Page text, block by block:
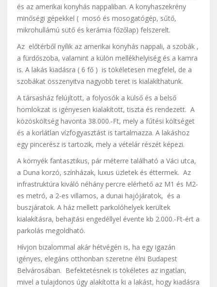
és az amerikai konyhás nappaliban. A konyhaszekrény
minőségi gépekkel ( mosó és mosogatógép, sűtő,
mikrohullámú sütő és kerámia főzőlap) felszerelt.
Az előtérből nyílik az amerikai konyhás nappali, a szobák ,
a fürdőszoba, valamint a külön mellékhelyiség és a kamra
is. A lakás kiadásra ( 6 fő ) is tökéletesen megfelel, de a
szobákat összenyitva nagyobb teret is kialakíthatunk.
A társasház felújított, a folyosók a külső és a belső
homlokzat is igényesen kialakított, tiszta és rendezett. A
közösköltség havonta 38.000.-Ft, mely a fűtési költséget
és a korlátlan vízfogyasztást is tartalmazza. A lakáshoz
egy pincerész is tartozik, mely a vételár részét képezi.
A környék fantasztikus, pár méterre található a Váci utca,
a Duna korzó, színházak, luxus üzletek és éttermek. Az
infrastruktúra kiváló néhány percre elérhető az M1 és M2-
es metró, a 2-es villamos, a dunai hajójáratok, és a
buszjáratok. A ház mellett parkolóhelyek kerültek
kialakításra, behajtási engedéllyel évente kb 2.000.-Ft-ért a
parkolás megoldható.
Hívjon bizalommal akár hétvégén is, ha egy igazán
igényes, elegáns otthonban szeretne élni Budapest
Belvárosában. Befektetésnek is tökéletes az ingatlan,
mivel a tulajdonos úgy alakította ki a lakást, hogy kiadásra